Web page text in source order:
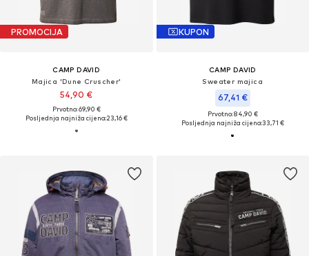
PROMOCIJA
CAMP DAVID
Majica 'Dune Cruscher'
54,90 €
Prvotno: 69,90 €
Posljednja najniža cijena:23,16 €
KUPON
CAMP DAVID
Sweater majica
67,41 €
Prvotno: 84,90 €
Posljednja najniža cijena:33,71 €